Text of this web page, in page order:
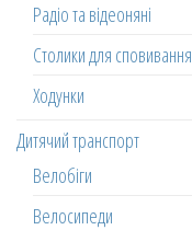
Радіо та відеоняні
Столики для сповивання
Ходунки
Дитячий транспорт
Велобіги
Велосипеди